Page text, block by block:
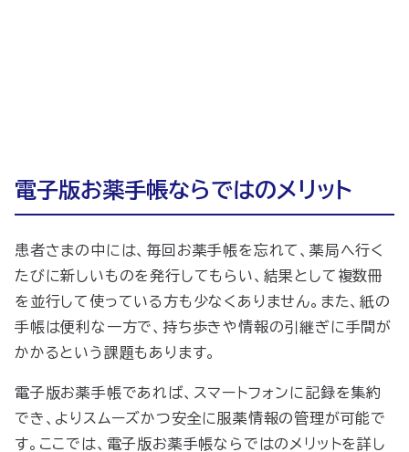
電子版お薬手帳ならではのメリット
患者さまの中には、毎回お薬手帳を忘れて、薬局へ行く
たびに新しいものを発行してもらい、結果として複数冊
を並行して使っている方も少なくありません。また、紙の
手帳は便利な一方で、持ち歩きや情報の引継ぎに手間が
かかるという課題もあります。
電子版お薬手帳であれば、スマートフォンに記録を集約
でき、よりスムーズかつ安全に服薬情報の管理が可能で
す。ここでは、電子版お薬手帳ならではのメリットを詳し